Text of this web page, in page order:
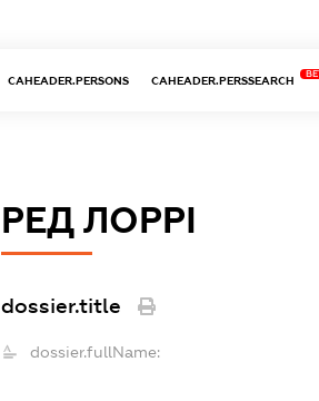
CAHEADER.PERSONS CAHEADER.PERSSEARCH
РЕД ЛОРРІ
dossier.title
dossier.fullName: